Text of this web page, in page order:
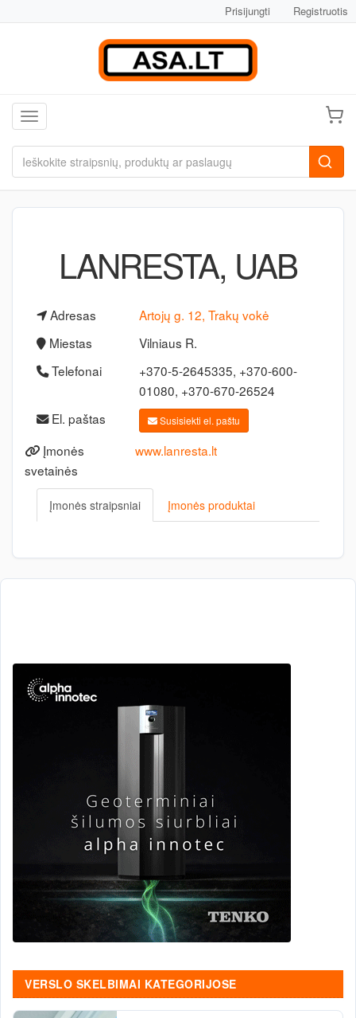
Prisijungti Registruotis
Toggle navigation
LANRESTA, UAB
Adresas
Artojų g. 12, Trakų vokė
Miestas
Vilniaus R.
Telefonai
+370-5-2645335, +370-600-
01080, +370-670-26524
El. paštas
Susisiekti el. paštu
Įmonės
svetainės
www.lanresta.lt
Įmonės straipsniai Įmonės produktai
VERSLO SKELBIMAI KATEGORIJOSE